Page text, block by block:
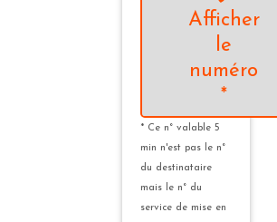
Afficher
le
numéro
*
* Ce n° valable 5
min n'est pas le n°
du destinataire
mais le n° du
service de mise en